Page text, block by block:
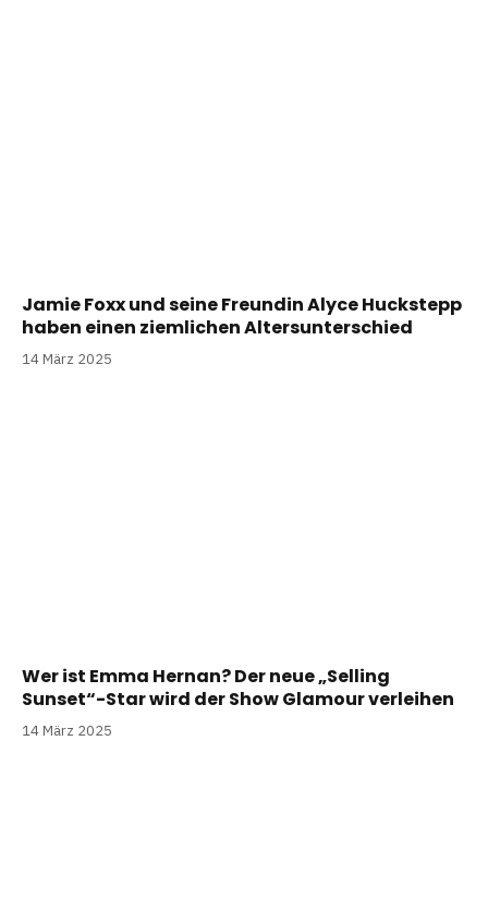
Jamie Foxx und seine Freundin Alyce Huckstepp
haben einen ziemlichen Altersunterschied
14 März 2025
Wer ist Emma Hernan? Der neue „Selling
Sunset“-Star wird der Show Glamour verleihen
14 März 2025